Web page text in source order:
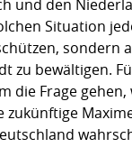
und den
Situation
sondern
bewältigen.
die Frage